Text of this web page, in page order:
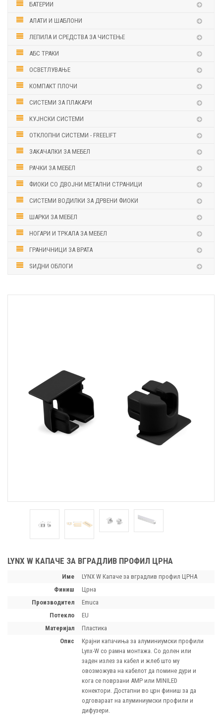
БАТЕРИИ
АЛАТИ И ШАБЛОНИ
ЛЕПИЛА И СРЕДСТВА ЗА ЧИСТЕЊЕ
АБС ТРАКИ
ОСВЕТЛУВАЊЕ
КОМПАКТ ПЛОЧИ
СИСТЕМИ ЗА ПЛАКАРИ
КУЈНСКИ СИСТЕМИ
ОТКЛОПНИ СИСТЕМИ - FREELIFT
ЗАКАЧАЛКИ ЗА МЕБЕЛ
РАЧКИ ЗА МЕБЕЛ
ФИОКИ СО ДВОЈНИ МЕТАЛНИ СТРАНИЦИ
СИСТЕМИ ВОДИЛКИ ЗА ДРВЕНИ ФИОКИ
ШАРКИ ЗА МЕБЕЛ
НОГАРИ И ТРКАЛА ЗА МЕБЕЛ
ГРАНИЧНИЦИ ЗА ВРАТА
ЅИДНИ ОБЛОГИ
LYNX W КАПАЧЕ ЗА ВГРАДЛИВ ПРОФИЛ ЦРНА
Име
LYNX W Капаче за вградлив профил ЦРНА
финиш
Црна
производител
Emuca
потекло
EU
материјал
Пластика
опис
Крајни капачиња за алуминиумски профили
Lynx-W со рамна монтажа. Со долен или
заден излез за кабел и жлеб што му
овозможува на кабелот да помине дури и
кога се поврзани AMP или MINILED
конектори. Достапни во црн финиш за да
одговараат на алуминиумски профили и
дифузери.